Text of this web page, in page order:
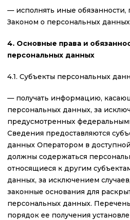
— исполнять иные
Законом о персональных
4. Основные права и
персональных данных
4.1. Субъекты персональных
— получать информацию,
персональных данных, за
предусмотренных
Сведения предоставляются
данных Оператором в
должны содержаться
относящиеся к другим
данных, за исключением
законные основания для
персональных данных.
порядок ее получения